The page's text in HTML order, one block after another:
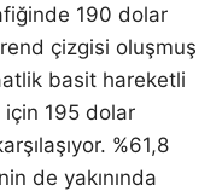
190 dolar
çizgisi oluşmuş
basit hareketli
için 195 dolar
%61,8
de yakınında